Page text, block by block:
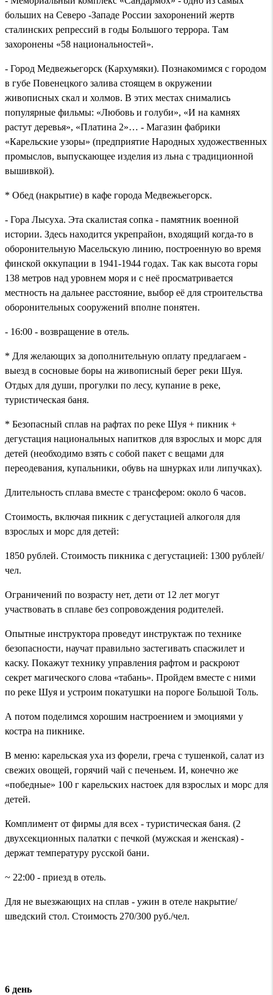
больших на Северо -Западе России захоронений жертв
сталинских репрессий в годы Большого террора. Там
захоронены «58 национальностей».
- Город Медвежьегорск (Кархумяки). Познакомимся с городом
в губе Повенецкого залива стоящем в окружении
живописных скал и холмов. В этих местах снимались
популярные фильмы: «Любовь и голуби», «И на камнях
растут деревья», «Платина 2»… - Магазин фабрики
«Карельские узоры» (предприятие Народных художественных
промыслов, выпускающее изделия из льна с традиционной
вышивкой).
* Обед (накрытие) в кафе города Медвежьегорск.
- Гора Лысуха. Эта скалистая сопка - памятник военной
истории. Здесь находится укрепрайон, входящий когда-то в
оборонительную Масельскую линию, построенную во время
финской оккупации в 1941-1944 годах. Так как высота горы
138 метров над уровнем моря и с неё просматривается
местность на дальнее расстояние, выбор её для строительства
оборонительных сооружений вполне понятен.
- 16:00 - возвращение в отель.
* Для желающих за дополнительную оплату предлагаем -
выезд в сосновые боры на живописный берег реки Шуя.
Отдых для души, прогулки по лесу, купание в реке,
туристическая баня.
* Безопасный сплав на рафтах по реке Шуя + пикник +
дегустация национальных напитков для взрослых и морс для
детей (необходимо взять с собой пакет с вещами для
переодевания, купальники, обувь на шнурках или липучках).
Длительность сплава вместе с трансфером: около 6 часов.
Стоимость, включая пикник с дегустацией алкоголя для
взрослых и морс для детей:
1850 рублей. Стоимость пикника с дегустацией: 1300 рублей/
чел.
Ограничений по возрасту нет, дети от 12 лет могут
участвовать в сплаве без сопровождения родителей.
Опытные инструктора проведут инструктаж по технике
безопасности, научат правильно застегивать спасжилет и
каску. Покажут технику управления рафтом и раскроют
секрет магического слова «табань». Пройдем вместе с ними
по реке Шуя и устроим покатушки на пороге Большой Толь.
А потом поделимся хорошим настроением и эмоциями у
костра на пикнике.
В меню: карельская уха из форели, греча с тушенкой, салат из
свежих овощей, горячий чай с печеньем. И, конечно же
«победные» 100 г карельских настоек для взрослых и морс для
детей.
Комплимент от фирмы для всех - туристическая баня. (2
двухсекционных палатки с печкой (мужская и женская) -
держат температуру русской бани.
~ 22:00 - приезд в отель.
Для не выезжающих на сплав - ужин в отеле накрытие/
шведский стол. Стоимость 270/300 руб./чел.
6 день